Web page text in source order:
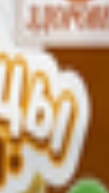
(орегано, базилик,